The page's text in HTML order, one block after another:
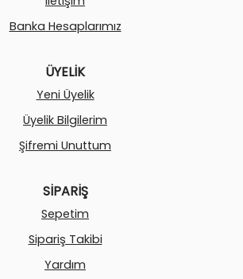
Banka Hesaplarımız
ÜYELİK
Yeni Üyelik
Üyelik Bilgilerim
Şifremi Unuttum
SİPARİŞ
Sepetim
Sipariş Takibi
Yardım